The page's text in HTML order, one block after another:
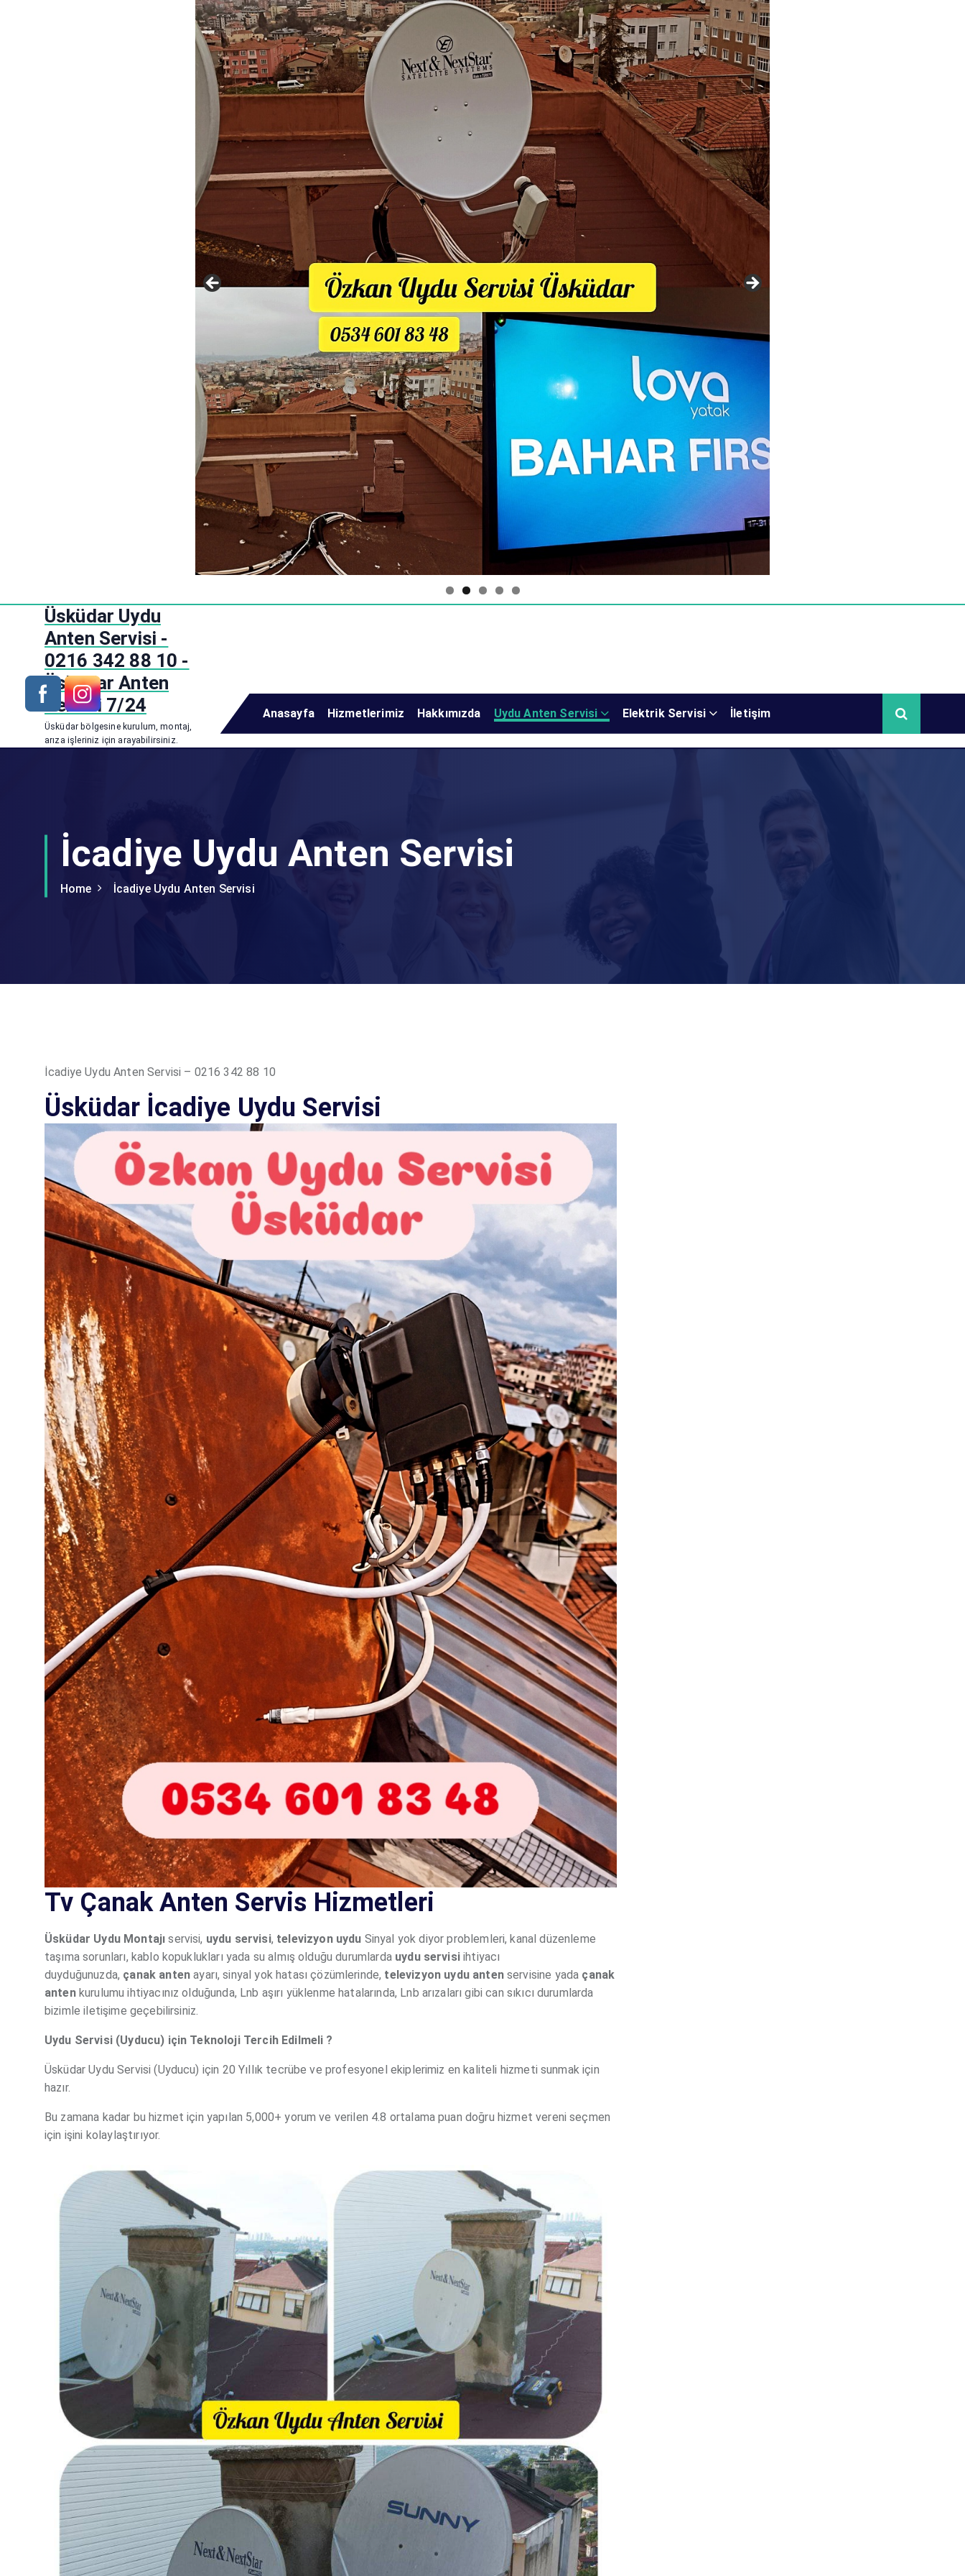
Üsküdar Uydu
Anten Servisi -
0216 342 88 10 -
Üsküdar Anten
Servisi 7/24
Üsküdar bölgesine kurulum, montaj,
arıza işleriniz için arayabilirsiniz.
Anasayfa Hizmetlerimiz Hakkımızda Uydu Anten Servisi Elektrik Servisi İletişim
İcadiye Uydu Anten Servisi
Home İcadiye Uydu Anten Servisi
İcadiye Uydu Anten Servisi – 0216 342 88 10
Üsküdar İcadiye Uydu Servisi
Tv Çanak Anten Servis Hizmetleri
Üsküdar Uydu Montajı servisi, uydu servisi, televizyon uydu Sinyal yok diyor problemleri, kanal düzenleme
taşıma sorunları, kablo kopuklukları yada su almış olduğu durumlarda uydu servisiihtiyacı
duyduğunuzda, çanak anten ayarı, sinyal yok hatası çözümlerinde, televizyon uydu antenservisine yada çanak
antenkurulumu ihtiyacınız olduğunda, Lnb aşırı yüklenme hatalarında, Lnb arızaları gibi can sıkıcı durumlarda
bizimle iletişime geçebilirsiniz.
Uydu Servisi (Uyducu) için Teknoloji Tercih Edilmeli ?
Üsküdar Uydu Servisi (Uyducu) için 20 Yıllık tecrübe ve profesyonel ekiplerimiz en kaliteli hizmeti sunmak için
hazır.
Bu zamana kadar bu hizmet için yapılan 5,000+ yorum ve verilen 4.8 ortalama puan doğru hizmet vereni seçmen
için işini kolaylaştırıyor.